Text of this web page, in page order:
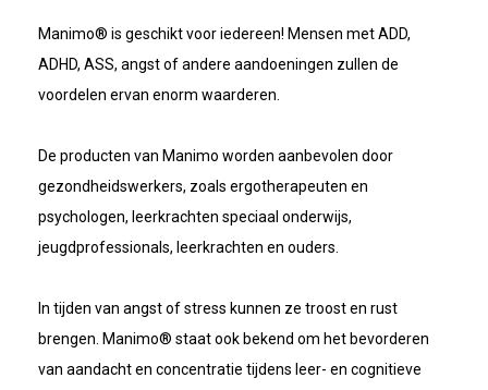
Manimo® is geschikt voor iedereen! Mensen met ADD,
ADHD, ASS, angst of andere aandoeningen zullen de
voordelen ervan enorm waarderen.
De producten van Manimo worden aanbevolen door
gezondheidswerkers, zoals ergotherapeuten en
psychologen, leerkrachten speciaal onderwijs,
jeugdprofessionals, leerkrachten en ouders.
In tijden van angst of stress kunnen ze troost en rust
brengen. Manimo® staat ook bekend om het bevorderen
van aandacht en concentratie tijdens leer- en cognitieve